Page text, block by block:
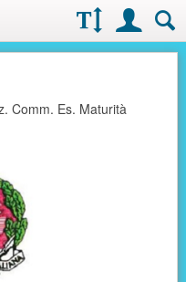
un basso contrasto.
Casella
Dimensioni testo:
Accesso
Comm. Es. Maturità